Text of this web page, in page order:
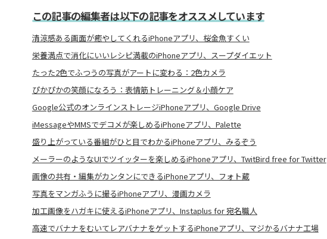
この記事の編集者は以下の記事をオススメしています
清涼感ある画面が癒やしてくれるiPhoneアプリ、桜金魚すくい
栄養満点で消化にいいレシピ満載のiPhoneアプリ、スープダイエット
たった2色でふつうの写真がアートに変わる：2色カメラ
ぴかぴかの笑顔になろう：表情筋トレーニング＆小顔ケア
Google公式のオンラインストレージiPhoneアプリ、Google Drive
iMessageやMMSでデコメが楽しめるiPhoneアプリ、Palette
盛り上がっている番組がひと目でわかるiPhoneアプリ、みるぞう
メーラーのようなUIでツイッターを楽しめるiPhoneアプリ、TwitBird free for Twitter
画像の共有・編集がカンタンにできるiPhoneアプリ、フォト蔵
写真をマンガふうに撮るiPhoneアプリ、漫画カメラ
加工画像をハガキに使えるiPhoneアプリ、Instaplus for 宛名職人
高速でバナナをむいてレアバナナをゲットするiPhoneアプリ、マジかるバナナ工場